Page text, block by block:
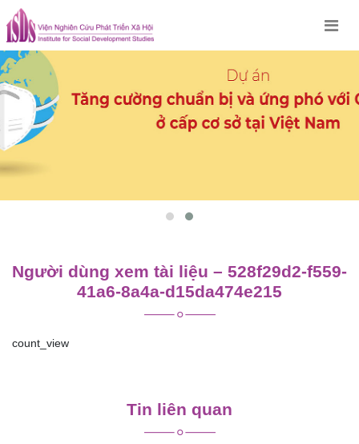
Skip
to
content
Người dùng xem tài liệu – 528f29d2-f559-
41a6-8a4a-d15da474e215
count_view
Tin liên quan